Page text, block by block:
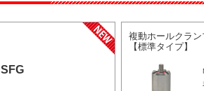
SFG
複動ホールクラン
【標準タイプ】